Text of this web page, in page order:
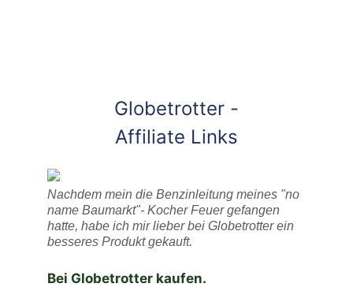
Globetrotter -
Affiliate Links
Nachdem mein die Benzinleitung meines "no
name Baumarkt"- Kocher Feuer gefangen
hatte, habe ich mir lieber bei Globetrotter ein
besseres Produkt gekauft.
Bei Globetrotter kaufen.